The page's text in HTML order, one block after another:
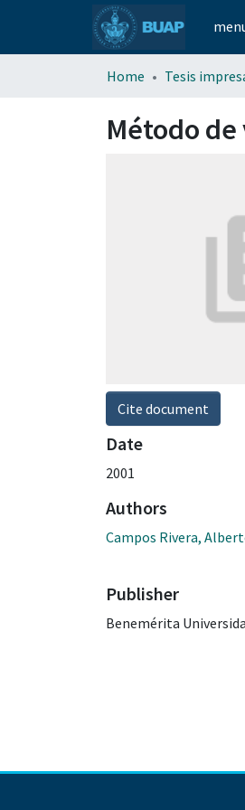
Home Tesis
Método
Cite document
Date
2001
Authors
Campos Rivera,
Publisher
Benemérita